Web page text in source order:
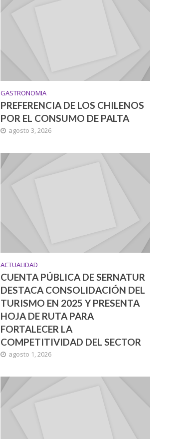
GASTRONOMIA
PREFERENCIA DE LOS CHILENOS
POR EL CONSUMO DE PALTA
agosto 3, 2026
ACTUALIDAD
CUENTA PÚBLICA DE SERNATUR
DESTACA CONSOLIDACIÓN DEL
TURISMO EN 2025 Y PRESENTA
HOJA DE RUTA PARA
FORTALECER LA
COMPETITIVIDAD DEL SECTOR
agosto 1, 2026